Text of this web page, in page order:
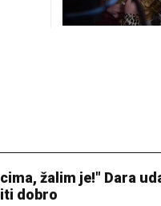
žalim je!" Dara
dobro